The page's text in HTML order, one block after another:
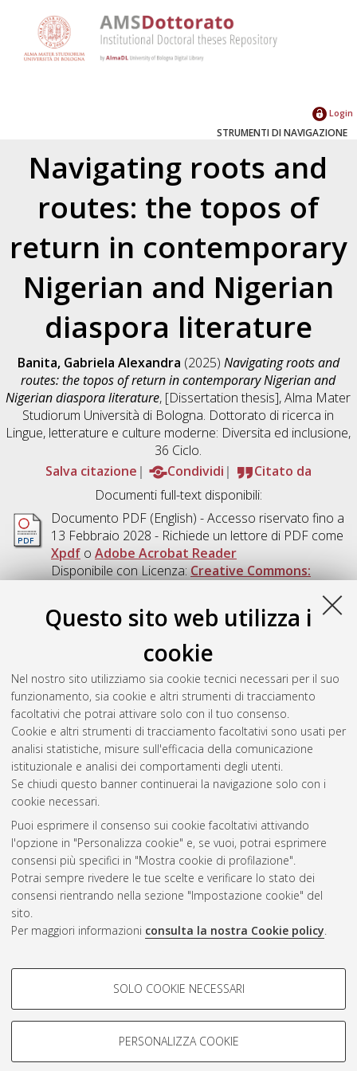
Questo sito web utilizza i
cookie
Nel nostro sito utilizziamo sia cookie tecnici necessari per il suo
funzionamento, sia cookie e altri strumenti di tracciamento
facoltativi che potrai attivare solo con il tuo consenso.
Cookie e altri strumenti di tracciamento facoltativi sono usati per
analisi statistiche, misure sull'efficacia della comunicazione
istituzionale e analisi dei comportamenti degli utenti.
Se chiudi questo banner continuerai la navigazione solo con i
cookie necessari.
Puoi esprimere il consenso sui cookie facoltativi attivando
l'opzione in "Personalizza cookie" e, se vuoi, potrai esprimere
consensi più specifici in "Mostra cookie di profilazione".
Potrai sempre rivedere le tue scelte e verificare lo stato dei
consensi rientrando nella sezione "Impostazione cookie" del
sito.
Per maggiori informazioni consulta la nostra Cookie policy.
COOKIE DI PROFILAZIONE -
Si tratta di cookie utilizzati per analizzare le caratteristiche della
navigazione degli utenti, creare profili in base al loro comportamento
SOLO COOKIE NECESSARI
PERSONALIZZA COOKIE
Login
STRUMENTI DI NAVIGAZIONE
Navigating roots and
routes: the topos of
return in contemporary
Nigerian and Nigerian
diaspora literature
Banita, Gabriela Alexandra (2025) Navigating roots and
routes: the topos of return in contemporary Nigerian and
Nigerian diaspora literature, [Dissertation thesis], Alma Mater
Studiorum Università di Bologna. Dottorato di ricerca in
Lingue, letterature e culture moderne: Diversita ed inclusione,
36 Ciclo.
Salva citazione
Condividi
Citato da
Documenti full-text disponibili:
Documento PDF(English) - Accesso riservato fino a
13 Febbraio 2028 - Richiede un lettore di PDF come
Xpdfo Adobe Acrobat Reader
Disponibile con Licenza:Creative Commons:
Derivate 4.0 (CC BY-NC-ND 4.0)
Download (2MB)|Contatta l'autore
Abstract
Altri metadati
Gestione del documento:
Atom
Rss 1.0
Rss 2.0
ISSN: 2038-7946
Impostazioni Cookie
Informativa sulla privacy
Condizioni d’uso del sito